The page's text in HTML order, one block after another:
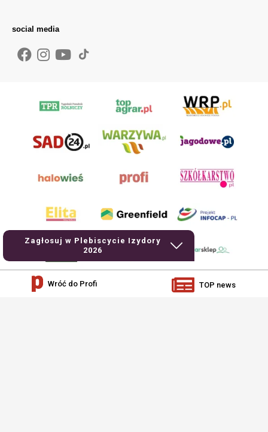
Zagłosuj w Plebiscycie Izydory
2026
social media
Wróć do Profi TOP news